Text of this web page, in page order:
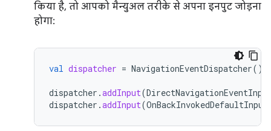
किया है, तो आपको मैन्युअल तरीके से अपना इनपुट जोड़ना
होगा:
val dispatcher = NavigationEventDispatcher()
dispatcher .addInput(
dispatcher .addInput(OnBackInvokedDefaultInput